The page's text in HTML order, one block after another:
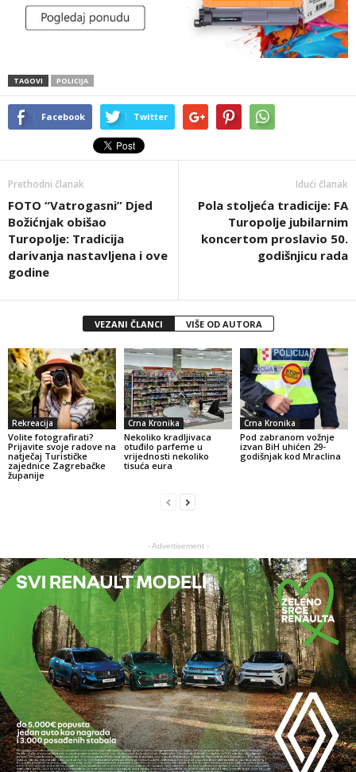
TAGOVI POLICIJA
Facebook Twitter
Prethodni članak
FOTO “Vatrogasni” Djed
Božićnjak obišao
Turopolje: Tradicija
darivanja nastavljena i ove
godine
Idući članak
Pola stoljeća tradicije: FA
Turopolje jubilarnim
koncertom proslavio 50.
godišnjicu rada
VEZANI ČLANCI VIŠE OD AUTORA
Rekreacija
Volite fotografirati?
Prijavite svoje radove na
natječaj Turističke
zajednice Zagrebačke
županije
Crna Kronika
Nekoliko kradljivaca
otuđilo parfeme u
vrijednosti nekoliko
tisuća eura
Crna Kronika
Pod zabranom vožnje
izvan BiH uhićen 29-
godišnjak kod Mraclina
- Advertisement -